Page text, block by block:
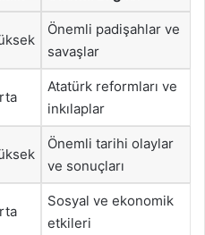
Önemli padişahlar ve
savaşlar
Atatürk reformları ve
inkılaplar
Önemli tarihi olaylar
ve sonuçları
Sosyal ve ekonomik
etkileri